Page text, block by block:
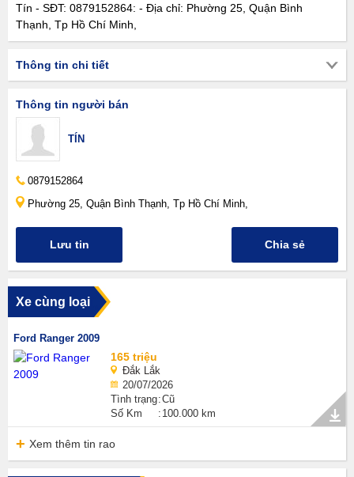
Tín - SĐT: 0879152864: - Địa chỉ: Phường 25, Quận Bình
Thạnh, Tp Hồ Chí Minh,
Thông tin chi tiết
Thông tin người bán
TÍN
0879152864
Phường 25, Quận Bình Thạnh, Tp Hồ Chí Minh,
Lưu tin Chia sẻ
Xe cùng loại
Ford Ranger 2009
165 triệu
Đắk Lắk
20/07/2026
Tình trạng Cũ
Số Km
100.000 km
Xem thêm tin rao